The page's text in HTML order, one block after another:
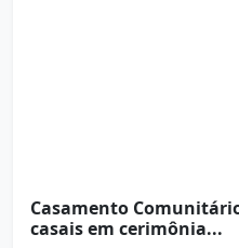
Casamento
casais em cerimônia...